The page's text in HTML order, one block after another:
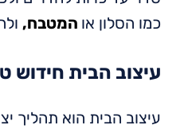
כמו הסלון או המטבח,
עיצוב הבית חידוש
עיצוב הבית הוא תהליך